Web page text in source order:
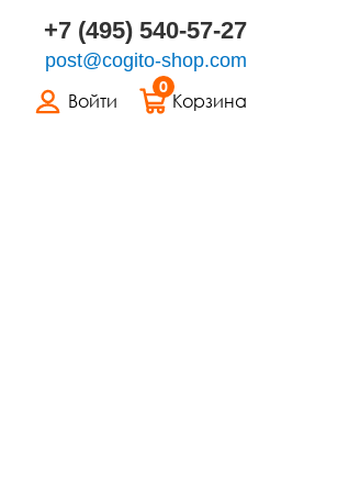
+7 (495) 540-57-27
post@cogito-shop.com
Войти
0
Корзина